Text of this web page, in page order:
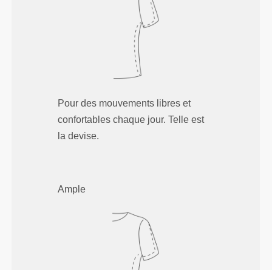
Pour des mouvements libres et
confortables chaque jour. Telle est
la devise.
Ample